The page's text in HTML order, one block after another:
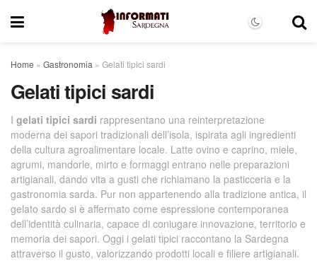
Home » Gastronomia » Gelati tipici sardi
Gelati tipici sardi
I gelati tipici sardi rappresentano una reinterpretazione
moderna dei sapori tradizionali dell’isola, ispirata agli ingredienti
della cultura agroalimentare locale. Latte ovino e caprino, miele,
agrumi, mandorle, mirto e formaggi entrano nelle preparazioni
artigianali, dando vita a gusti che richiamano la pasticceria e la
gastronomia sarda. Pur non appartenendo alla tradizione antica, il
gelato sardo si è affermato come espressione contemporanea
dell’identità culinaria, capace di coniugare innovazione, territorio e
memoria dei sapori. Oggi i gelati tipici raccontano la Sardegna
attraverso il gusto, valorizzando prodotti locali e filiere artigianali.